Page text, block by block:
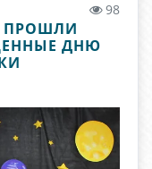
98
ПРОШЛИ
ДНЮ